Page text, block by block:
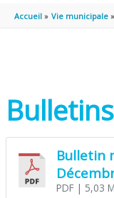
Accueil Vie municipale
Bulletin
PDF| 5,03